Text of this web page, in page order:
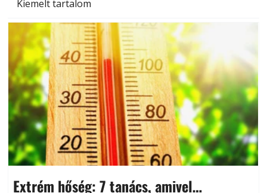
Kiemelt tartalom
Extrém hőség: 7 tanács, amivel